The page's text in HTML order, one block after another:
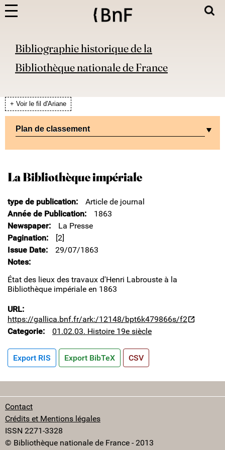
Bibliographie historique de la
Bibliothèque nationale de France
+ Voir le fil d'Ariane
Plan de classement
La Bibliothèque impériale
type de publication
Article de journal
Année de Publication
1863
Newspaper
La Presse
Pagination
[2]
Issue Date
29/07/1863
Notes
État des lieux des travaux d'Henri Labrouste à la
Bibliothèque impériale en 1863
URL
https://gallica.bnf.fr/ark:/12148/bpt6k479866s/f2
Categorie
01.02.03. Histoire 19e siècle
Export RIS Export BibTeX CSV
Contact
Crédits et Mentions légales
ISSN 2271-3328
© Bibliothèque nationale de France - 2013